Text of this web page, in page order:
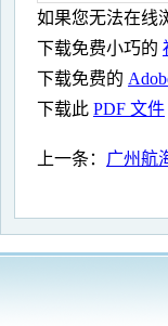
如果您无法在线
下载免费小巧的
下载免费的
下载此 PDF 文件
上一条： 广州航